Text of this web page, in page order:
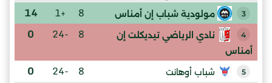
3 مولودية شباب إن أمناس 8
+1
14
4
نادي الرياضي تيديكلت إن
أمناس
8
-24
0
5 شباب أوهانت 8
-24
0